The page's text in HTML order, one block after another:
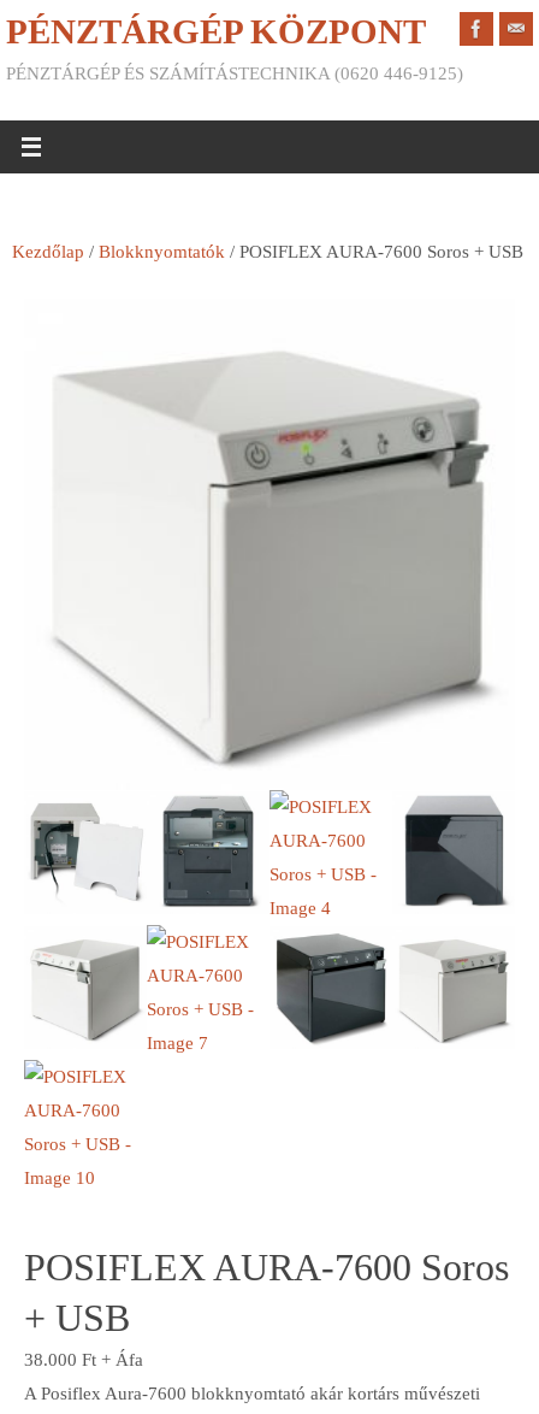
PÉNZTÁRGÉP KÖZPONT
PÉNZTÁRGÉP ÉS SZÁMÍTÁSTECHNIKA (0620 446-9125)
Kezdőlap / Blokknyomtatók / POSIFLEX AURA-7600 Soros + USB
POSIFLEX AURA-7600 Soros
+ USB
38.000 Ft + Áfa
A Posiflex Aura-7600 blokknyomtató akár kortárs művészeti